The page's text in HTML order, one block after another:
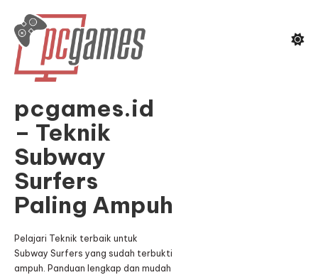
Content
pcgames.id
– Teknik
Subway
Surfers
Paling Ampuh
Pelajari Teknik terbaik untuk
Subway Surfers yang sudah terbukti
ampuh. Panduan lengkap dan mudah